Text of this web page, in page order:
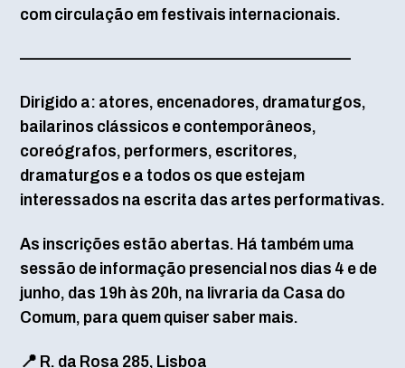
com circulação em festivais internacionais.
—————————————————————–
Dirigido a: atores, encenadores, dramaturgos,
bailarinos clássicos e contemporâneos,
coreógrafos, performers, escritores,
dramaturgos e a todos os que estejam
interessados na escrita das artes performativas.
As inscrições estão abertas. Há também uma
sessão de informação presencial nos dias 4 e de
junho, das 19h às 20h, na livraria da Casa do
Comum, para quem quiser saber mais.
📍 R. da Rosa 285, Lisboa